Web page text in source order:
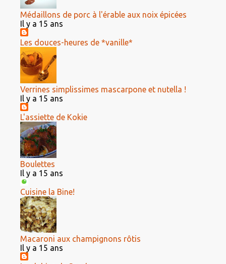
Médaillons de porc à l'érable aux noix épicées
Il y a 15 ans
Les douces-heures de *vanille*
Verrines simplissimes mascarpone et nutella !
Il y a 15 ans
L'assiette de Kokie
Boulettes
Il y a 15 ans
Cuisine la Bine!
Macaroni aux champignons rôtis
Il y a 15 ans